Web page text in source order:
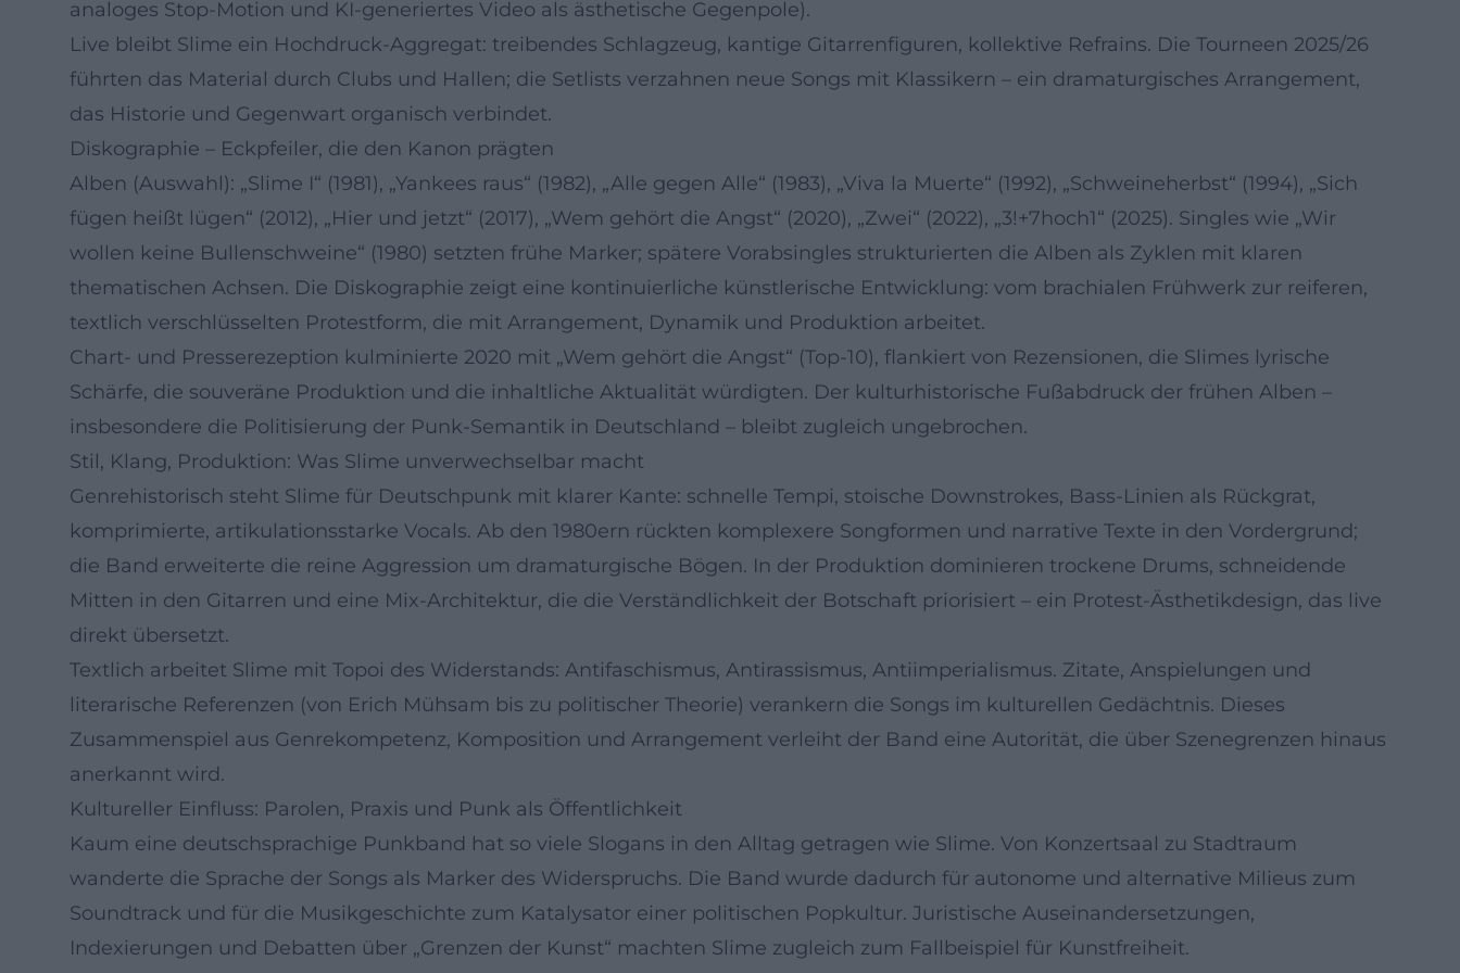
analoges Stop-Motion und KI-generiertes Video als ästhetische Gegenpole).
Live bleibt Slime ein Hochdruck-Aggregat: treibendes Schlagzeug, kantige Gitarrenfiguren, kollektive Refrains. Die Tourneen 2025/26
führten das Material durch Clubs und Hallen; die Setlists verzahnen neue Songs mit Klassikern – ein dramaturgisches Arrangement,
das Historie und Gegenwart organisch verbindet.
Diskographie – Eckpfeiler, die den Kanon prägten
Alben (Auswahl): „Slime I“ (1981), „Yankees raus“ (1982), „Alle gegen Alle“ (1983), „Viva la Muerte“ (1992), „Schweineherbst“ (1994), „Sich
fügen heißt lügen“ (2012), „Hier und jetzt“ (2017), „Wem gehört die Angst“ (2020), „Zwei“ (2022), „3!+7hoch1“ (2025). Singles wie „Wir
wollen keine Bullenschweine“ (1980) setzten frühe Marker; spätere Vorabsingles strukturierten die Alben als Zyklen mit klaren
thematischen Achsen. Die Diskographie zeigt eine kontinuierliche künstlerische Entwicklung: vom brachialen Frühwerk zur reiferen,
textlich verschlüsselten Protestform, die mit Arrangement, Dynamik und Produktion arbeitet.
Chart- und Presserezeption kulminierte 2020 mit „Wem gehört die Angst“ (Top-10), flankiert von Rezensionen, die Slimes lyrische
Schärfe, die souveräne Produktion und die inhaltliche Aktualität würdigten. Der kulturhistorische Fußabdruck der frühen Alben –
insbesondere die Politisierung der Punk-Semantik in Deutschland – bleibt zugleich ungebrochen.
Stil, Klang, Produktion: Was Slime unverwechselbar macht
Genrehistorisch steht Slime für Deutschpunk mit klarer Kante: schnelle Tempi, stoische Downstrokes, Bass-Linien als Rückgrat,
komprimierte, artikulationsstarke Vocals. Ab den 1980ern rückten komplexere Songformen und narrative Texte in den Vordergrund;
die Band erweiterte die reine Aggression um dramaturgische Bögen. In der Produktion dominieren trockene Drums, schneidende
Mitten in den Gitarren und eine Mix-Architektur, die die Verständlichkeit der Botschaft priorisiert – ein Protest-Ästhetikdesign, das live
direkt übersetzt.
Textlich arbeitet Slime mit Topoi des Widerstands: Antifaschismus, Antirassismus, Antiimperialismus. Zitate, Anspielungen und
literarische Referenzen (von Erich Mühsam bis zu politischer Theorie) verankern die Songs im kulturellen Gedächtnis. Dieses
Zusammenspiel aus Genrekompetenz, Komposition und Arrangement verleiht der Band eine Autorität, die über Szenegrenzen hinaus
anerkannt wird.
Kultureller Einfluss: Parolen, Praxis und Punk als Öffentlichkeit
Kaum eine deutschsprachige Punkband hat so viele Slogans in den Alltag getragen wie Slime. Von Konzertsaal zu Stadtraum
wanderte die Sprache der Songs als Marker des Widerspruchs. Die Band wurde dadurch für autonome und alternative Milieus zum
Soundtrack und für die Musikgeschichte zum Katalysator einer politischen Popkultur. Juristische Auseinandersetzungen,
Indexierungen und Debatten über „Grenzen der Kunst“ machten Slime zugleich zum Fallbeispiel für Kunstfreiheit.